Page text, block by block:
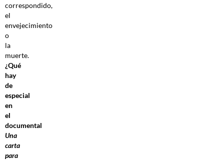
correspondido,
el
envejecimiento
o
la
muerte.
¿Qué
hay
de
especial
en
el
documental
Una
carta
para